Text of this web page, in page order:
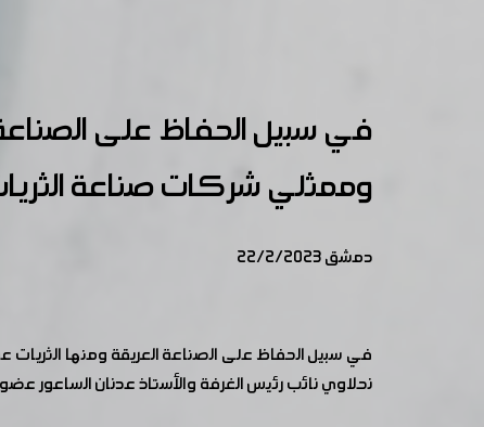
في سبيل الحفاظ على
وممثلي شركات صناعة الثريات
دمشق 22/2/2023
في سبيل الحفاظ على الصناعة العريقة ومنها
نحلاوي نائب رئيس الغرفة والأستاذ عدنان